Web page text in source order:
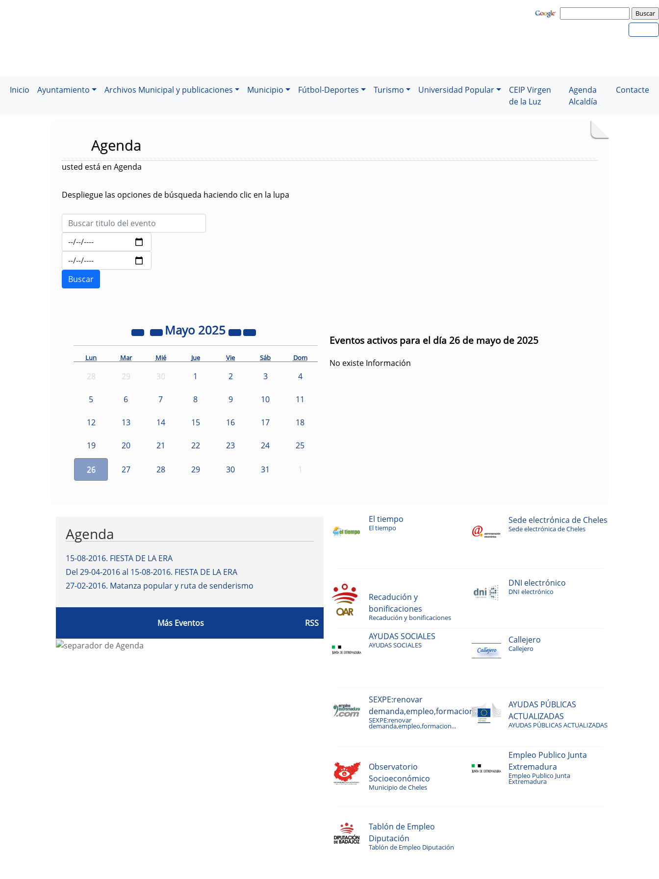
Inicio Ayuntamiento Archivos Municipal y publicaciones Municipio Fútbol-Deportes Turismo Universidad Popular
CEIP Virgen
de la Luz
Agenda
Alcaldía
Contacte
Agenda
usted está en Agenda
Despliegue las opciones de búsqueda haciendo clic en la lupa
Mayo 2025
Lun Mar Mié Jue Vie Sáb Dom
28 29 30 1 2 3 4
5 6 7 8 9 10 11
12 13 14 15 16 17 18
19 20 21 22 23 24 25
26 27 28 29 30 31 1
Eventos activos para el día 26 de mayo de 2025
No existe Información
Agenda
15-08-2016. FIESTA DE LA ERA
Del 29-04-2016 al 15-08-2016. FIESTA DE LA ERA
27-02-2016. Matanza popular y ruta de senderismo
Más Eventos RSS
El tiempo
El tiempo
Sede electrónica de Cheles
Sede electrónica de Cheles
Recadución y
bonificaciones
Recadución y bonificaciones
DNI electrónico
DNI electrónico
AYUDAS SOCIALES
AYUDAS SOCIALES
Callejero
Callejero
SEXPE:renovar
demanda,empleo,formacion...
SEXPE:renovar
demanda,empleo,formacion...
AYUDAS PÚBLICAS
ACTUALIZADAS
AYUDAS PÚBLICAS ACTUALIZADAS
Observatorio
Socioeconómico
Municipio de Cheles
Empleo Publico Junta
Extremadura
Empleo Publico Junta
Extremadura
Tablón de Empleo
Diputación
Tablón de Empleo Diputación